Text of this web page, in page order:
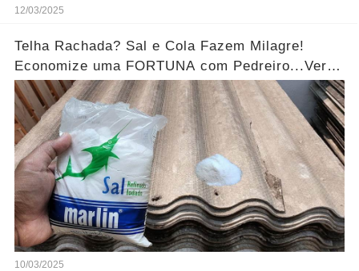
12/03/2025
Telha Rachada? Sal e Cola Fazem Milagre!
Economize uma FORTUNA com Pedreiro...Ver
mais
10/03/2025